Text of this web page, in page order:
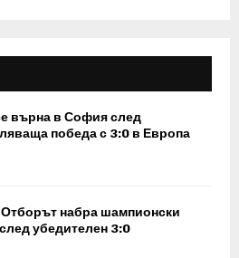
върна в София след
победа с 3:0 в Европа
набра шампионски
убедителен 3:0